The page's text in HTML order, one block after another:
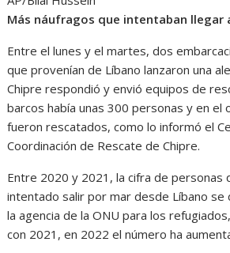
Más náufragos que intentaban llegar
Entre el lunes y el martes, dos
que provenían de Líbano lanzaron una
Chipre respondió y envió equipos de
barcos había unas 300 personas y en el
fueron rescatados, como lo informó el
Coordinación de Rescate de Chipre.
Entre 2020 y 2021, la cifra de personas
intentado salir por mar desde Líbano se
la agencia de la ONU para los
con 2021, en 2022 el número ha